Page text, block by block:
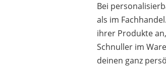
Bei
als im
ihrer Produkte
Schnuller im
deinen ganz